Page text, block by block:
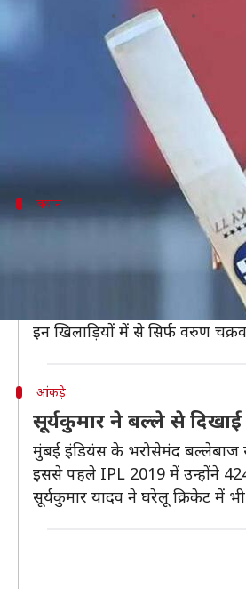
Nov 05, 2020
इंडियन प्रीमियर लीग (IPL) के
ऐसे कयास लगाए जा रहे थे कि
बयान
सूर्यकुमार का टाइम
सौरव गांगुली ने सूर्यकुमार यादव
इसके अलावा गांगुली राजस्थान
इन खिलाड़ियों में से सिर्फ वरुण
आंकड़े
सूर्यकुमार ने बल्ले से दिखाई
मुंबई इंडियंस के भरोसेमंद बल्लेबाज
इससे पहले IPL 2019 में उन्होंने
सूर्यकुमार यादव ने घरेलू क्रिकेट में